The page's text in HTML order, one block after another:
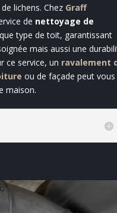
lichens. Chez Graff
de nettoyage de
type de toit, garantissant
mais aussi une
ce service, un ravalement
ou de façade peut vous
maison.